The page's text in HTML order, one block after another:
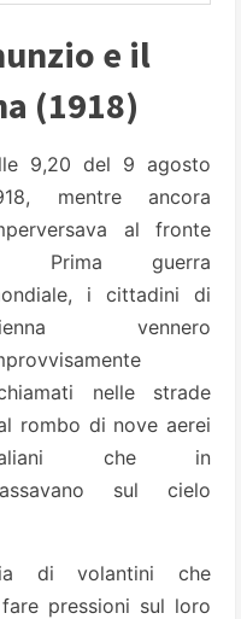
e il
(1918)
9,20 del 9 agosto
mentre ancora
al fronte
Prima guerra
i cittadini di
vennero
nelle strade
rombo di nove aerei
che in
sul cielo
di volantini che
pressioni sul loro